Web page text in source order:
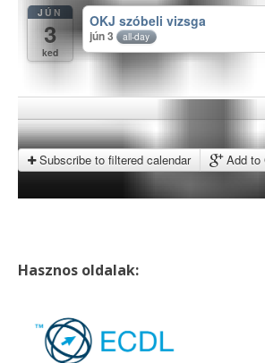
JÚN
3
ked
OKJ szóbeli vizsga
jún 3 all-day
Subscribe to filtered calendar Add to
Hasznos oldalak: